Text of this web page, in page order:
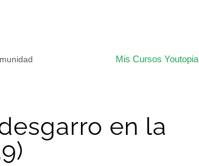
Mis Cursos Youtopia
en la